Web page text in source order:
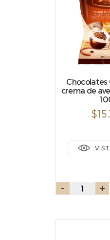
Chocolates
crema de
$
- Chocolates
Chocao +